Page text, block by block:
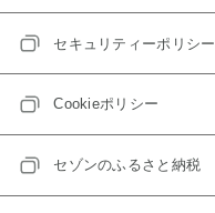
セキュリティーポリシー
Cookieポリシー
セゾンのふるさと納税